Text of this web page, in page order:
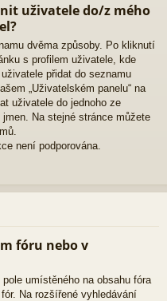
uživatele do/z mého
dvěma způsoby. Po kliknutí
s profilem uživatele, kde
přidat do seznamu
„Uživatelském panelu“ na
uživatele do jednoho ze
Na stejné stránce můžete
není podporována.
fóru nebo v
umístěného na obsahu fóra
Na rozšířené vyhledávání